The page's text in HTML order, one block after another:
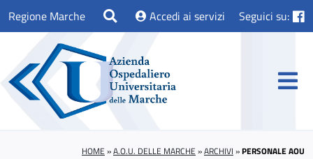
Regione Marche Accedi ai servizi Seguici su:
HOME »A.O.U. DELLE MARCHE »ARCHIVI »PERSONALE AOU